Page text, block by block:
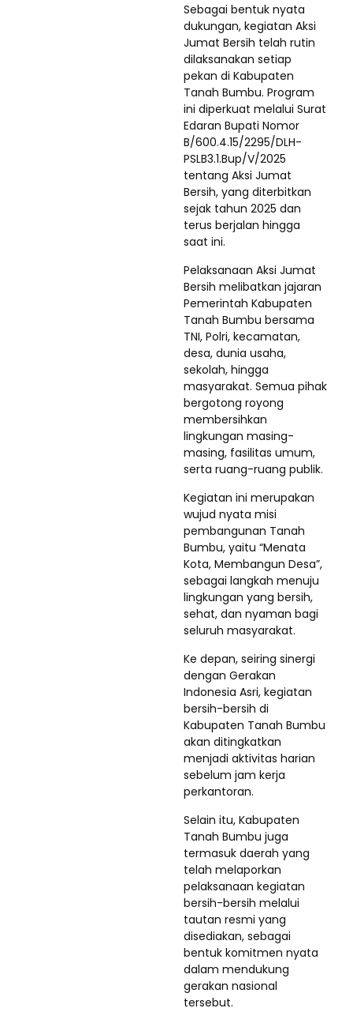
Sebagai bentuk nyata
dukungan, kegiatan Aksi
Jumat Bersih telah rutin
dilaksanakan setiap
pekan di Kabupaten
Tanah Bumbu. Program
ini diperkuat melalui Surat
Edaran Bupati Nomor
B/600.4.15/2295/DLH-
PSLB3.1.Bup/V/2025
tentang Aksi Jumat
Bersih, yang diterbitkan
sejak tahun 2025 dan
terus berjalan hingga
saat ini.
Pelaksanaan Aksi Jumat
Bersih melibatkan jajaran
Pemerintah Kabupaten
Tanah Bumbu bersama
TNI, Polri, kecamatan,
desa, dunia usaha,
sekolah, hingga
masyarakat. Semua pihak
bergotong royong
membersihkan
lingkungan masing-
masing, fasilitas umum,
serta ruang-ruang publik.
Kegiatan ini merupakan
wujud nyata misi
pembangunan Tanah
Bumbu, yaitu “Menata
Kota, Membangun Desa”,
sebagai langkah menuju
lingkungan yang bersih,
sehat, dan nyaman bagi
seluruh masyarakat.
Ke depan, seiring sinergi
dengan Gerakan
Indonesia Asri, kegiatan
bersih-bersih di
Kabupaten Tanah Bumbu
akan ditingkatkan
menjadi aktivitas harian
sebelum jam kerja
perkantoran.
Selain itu, Kabupaten
Tanah Bumbu juga
termasuk daerah yang
telah melaporkan
pelaksanaan kegiatan
bersih-bersih melalui
tautan resmi yang
disediakan, sebagai
bentuk komitmen nyata
dalam mendukung
gerakan nasional
tersebut.